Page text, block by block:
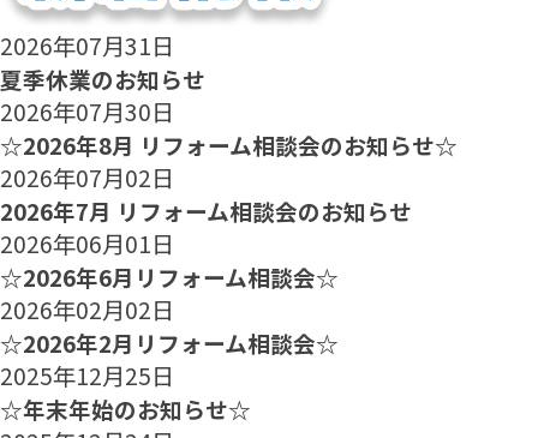
2026年07月31日
夏季休業のお知らせ
2026年07月30日
☆2026年8月 リフォーム相談会のお知らせ☆
2026年07月02日
2026年7月 リフォーム相談会のお知らせ
2026年06月01日
☆2026年6月リフォーム相談会☆
2026年02月02日
☆2026年2月リフォーム相談会☆
2025年12月25日
☆年末年始のお知らせ☆